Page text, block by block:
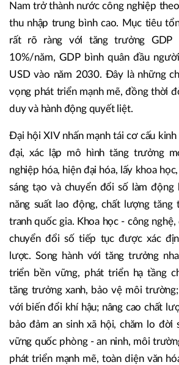
Nam trở thành nước công nghiệp
thu nhập trung bình cao. Mục tiêu
rất rõ ràng với tăng trưởng GDP
10%/năm, GDP bình quân đầu
USD vào năm 2030. Đây là những
vọng phát triển mạnh mẽ, đồng thời
duy và hành động quyết liệt.
Đại hội XIV nhấn mạnh tái cơ cấu
đại, xác lập mô hình tăng trưởng
nghiệp hóa, hiện đại hóa, lấy khoa
sáng tạo và chuyển đổi số làm động
năng suất lao động, chất lượng tăng
tranh quốc gia. Khoa học - công
chuyển đổi số tiếp tục được xác
lược. Song hành với tăng trưởng
triển bền vững, phát triển hạ tầng
tăng trưởng xanh, bảo vệ môi
với biến đổi khí hậu; nâng cao chất
bảo đảm an sinh xã hội, chăm lo đời
vững quốc phòng - an ninh, môi
phát triển mạnh mẽ, toàn diện văn